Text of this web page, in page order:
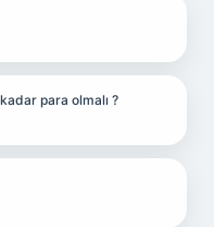
para olmalı ?